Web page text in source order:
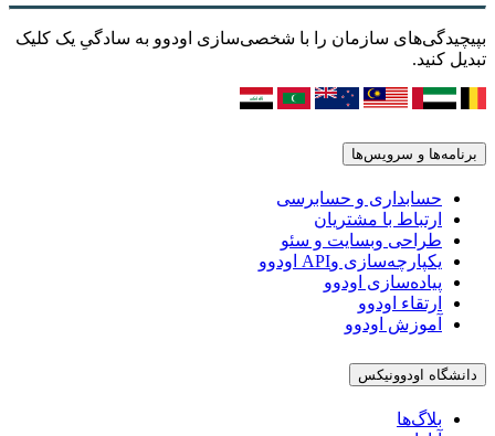
بپیچیدگی‌های سازمان را با شخصی‌سازی اودوو به سادگیِ یک کلیک
تبدیل کنید.
برنامه‌ها و سرویس‌ها
حسابداری و حسابرسی
ارتباط با مشتریان
طراحی وبسایت و سئو
یکپارچه‌سازی وAPI اودوو
پیاده‌سازی اودوو
ارتقاء اودوو
آموزش اودوو
دانشگاه اودوونیکس
بلاگ‌ها